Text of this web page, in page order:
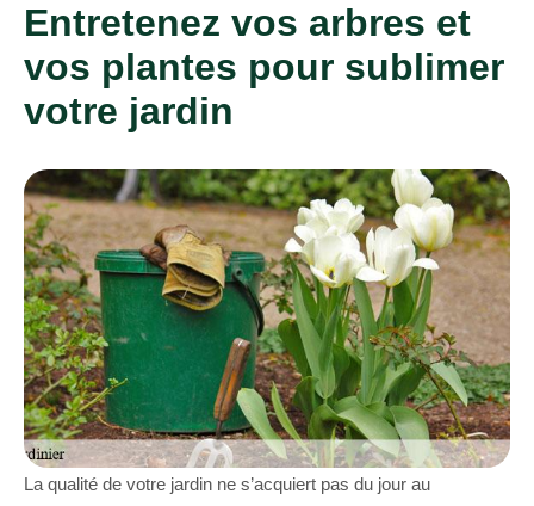
Entretenez vos arbres et
vos plantes pour sublimer
votre jardin
La qualité de votre jardin ne s’acquiert pas du jour au